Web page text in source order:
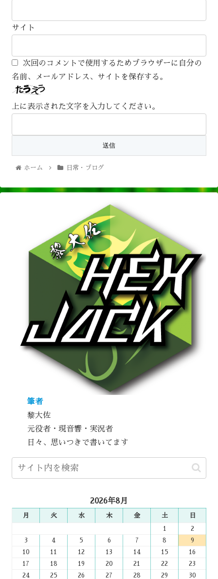
サイト
次回のコメントで使用するためブラウザーに自分の
名前、メールアドレス、サイトを保存する。
上に表示された文字を入力してください。
ホーム 日常・ブログ
筆者
黎大佐
元役者・現音響・実況者
日々、思いつきで書いてます
2026年8月
月 火 水 木 金 土 日
1
2
3
4 5 6 7 8
9
10
11 12 13 14 15
16
17
18 19 20 21 22
23
24
25 26 27 28 29
30